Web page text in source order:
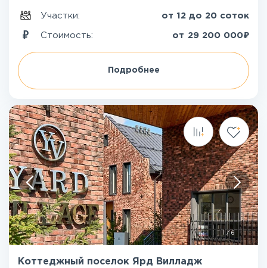
Участки: от 12 до 20 соток
Стоимость: от 29 200 000₽
Подробнее
1 / 6
Коттеджный поселок Ярд Вилладж